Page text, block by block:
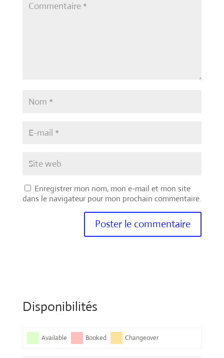
Enregistrer mon nom, mon e-mail et mon site
dans le navigateur pour mon prochain commentaire.
Disponibilités
Available Booked Changeover